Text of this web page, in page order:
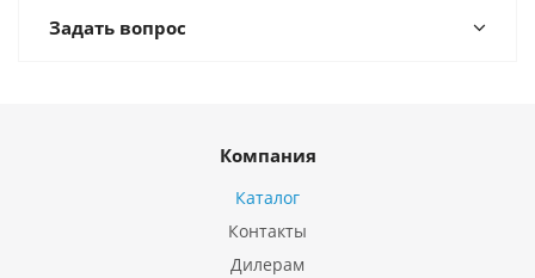
Задать вопрос
Компания
Каталог
Контакты
Дилерам